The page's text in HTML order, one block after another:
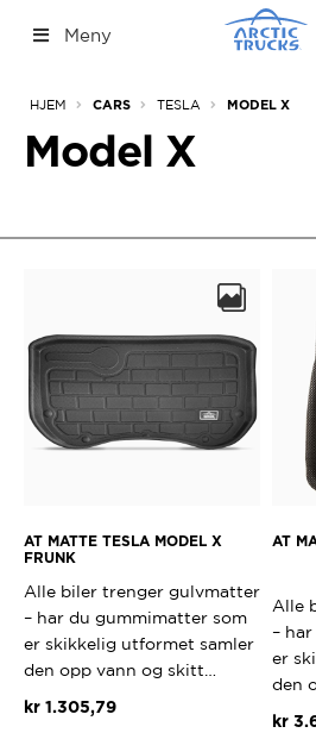
til
til
Meny
HJEM CARS TESLA MODEL X
Model X
AT MATTE TESLA MODEL X
FRUNK
Alle biler trenger gulvmatter
– har du gummimatter som
er skikkelig utformet samler
den opp vann og skitt…
kr1.305,79
AT
Alle
–
er
den
kr